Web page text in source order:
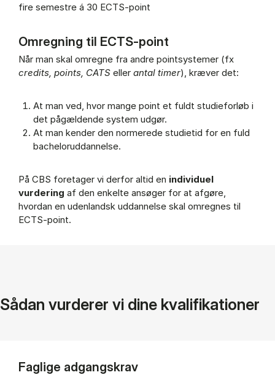
fire semestre á 30 ECTS-point
Omregning til ECTS-point
Når man skal omregne fra andre pointsystemer (fx
credits, points, CATS eller antal timer), kræver det:
At man ved, hvor mange point et fuldt studieforløb i
det pågældende system udgør.
At man kender den normerede studietid for en fuld
bacheloruddannelse.
På CBS foretager vi derfor altid en individuel
vurdering af den enkelte ansøger for at afgøre,
hvordan en udenlandsk uddannelse skal omregnes til
ECTS-point.
Sådan vurderer vi dine kvalifikationer
Faglige adgangskrav